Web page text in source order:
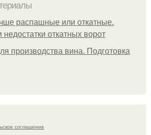
распашные или откатные.
откатных ворот
производства вина. Подготовка
соглашение